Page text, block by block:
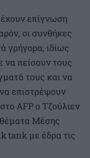
έχουν επίγνωση
οι συνθήκες
γρήγορα, ιδίως
να πείσουν τους
τους και να
επιστρέψουν
AFP ο Τζούλιεν
Μέσης
tank με έδρα τις